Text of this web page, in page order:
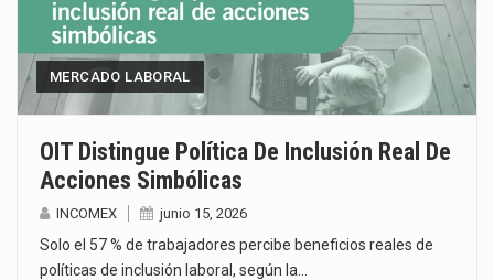
Los créditos fiscales determinados a empresas IMMEX rara vez nacen de una interpretación equivocada de…
La inversión fija bruta en México registró un aumento de 1.1% interanual en mayo de…
MERCADO LABORAL
OIT Distingue Política De Inclusión Real De
Acciones Simbólicas
INCOMEX junio 15, 2026
Solo el 57 % de trabajadores percibe beneficios reales de
políticas de inclusión laboral, según la…